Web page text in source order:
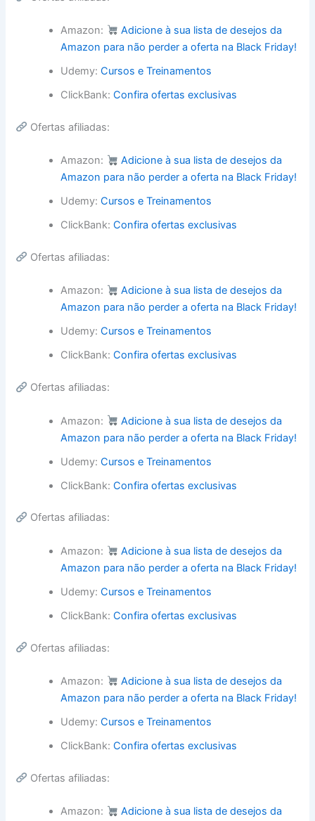
Amazon:
Adicione à sua lista de desejos da
Amazon para não perder a oferta na Black Friday!
Udemy:Cursos e Treinamentos
ClickBank:Confira ofertas exclusivas
Ofertas afiliadas:
Amazon:
Adicione à sua lista de desejos da
Amazon para não perder a oferta na Black Friday!
Udemy:Cursos e Treinamentos
ClickBank:Confira ofertas exclusivas
Ofertas afiliadas:
Amazon:
Adicione à sua lista de desejos da
Amazon para não perder a oferta na Black Friday!
Udemy:Cursos e Treinamentos
ClickBank:Confira ofertas exclusivas
Ofertas afiliadas:
Amazon:
Adicione à sua lista de desejos da
Amazon para não perder a oferta na Black Friday!
Udemy:Cursos e Treinamentos
ClickBank:Confira ofertas exclusivas
Ofertas afiliadas:
Amazon:
Adicione à sua lista de desejos da
Amazon para não perder a oferta na Black Friday!
Udemy:Cursos e Treinamentos
ClickBank:Confira ofertas exclusivas
Ofertas afiliadas:
Amazon:
Adicione à sua lista de desejos da
Amazon para não perder a oferta na Black Friday!
Udemy:Cursos e Treinamentos
ClickBank:Confira ofertas exclusivas
Ofertas afiliadas:
Amazon:
Adicione à sua lista de desejos da